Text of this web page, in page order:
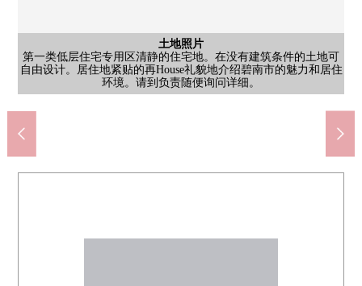
土地照片
第一类低层住宅专用区清静的住宅地。在没有建筑条件的土地可
自由设计。居住地紧贴的再House礼貌地介绍碧南市的魅力和居住
环境。请到负责随便询问详细。
土地照片
第一类低层住宅专用区清静的住宅地。在没有建筑条件的土地可
自由设计。居住地紧贴的再House礼貌地介绍碧南市的魅力和居住
环境。请到负责随便询问详细。
含有前面道路的外观
第一类低层住宅专用区清静的住宅地。在没有建筑条件的土地可
自由设计。居住地紧贴的再House礼貌地介绍碧南市的魅力和居住
环境。请到负责随便询问详细。
土地照片
第一类低层住宅专用区清静的住宅地。在没有建筑条件的土地可
自由设计。居住地紧贴的再House礼貌地介绍碧南市的魅力和居住
环境。请到负责随便询问详细。
含有前面道路的外观
第一类低层住宅专用区清静的住宅地。在没有建筑条件的土地可
自由设计。居住地紧贴的再House礼貌地介绍碧南市的魅力和居住
环境。请到负责随便询问详细。
土地照片
第一类低层住宅专用区清静的住宅地。在没有建筑条件的土地可
自由设计。居住地紧贴的再House礼貌地介绍碧南市的魅力和居住
环境。请到负责随便询问详细。
土地照片
第一类低层住宅专用区清静的住宅地。在没有建筑条件的土地可
自由设计。居住地紧贴的再House礼貌地介绍碧南市的魅力和居住
环境。请到负责随便询问详细。
土地照片
第一类低层住宅专用区清静的住宅地。在没有建筑条件的土地可
自由设计。居住地紧贴的再House礼貌地介绍碧南市的魅力和居住
环境。请到负责随便询问详细。
含有前面道路的外观
第一类低层住宅专用区清静的住宅地。在没有建筑条件的土地可
自由设计。居住地紧贴的再House礼貌地介绍碧南市的魅力和居住
环境。请到负责随便询问详细。
土地照片
第一类低层住宅专用区清静的住宅地。在没有建筑条件的土地可
自由设计。居住地紧贴的再House礼貌地介绍碧南市的魅力和居住
环境。请到负责随便询问详细。
土地照片
第一类低层住宅专用区清静的住宅地。在没有建筑条件的土地可
自由设计。居住地紧贴的再House礼貌地介绍碧南市的魅力和居住
环境。请到负责随便询问详细。
北新川站(名铁三河线)(约2300m)
碧南市立东中学(约1200m)